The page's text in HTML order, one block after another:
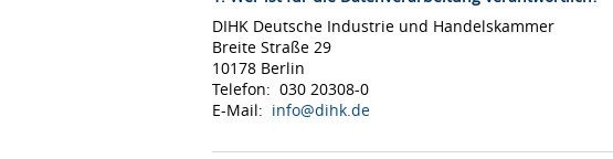
DIHK Deutsche Industrie und Handelskammer
Breite Straße 29
10178 Berlin
Telefon: 030 20308-0
E-Mail: info@dihk.de